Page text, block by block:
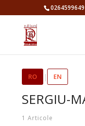
0264599649
RO | EN
SERGIU-
1 Articole